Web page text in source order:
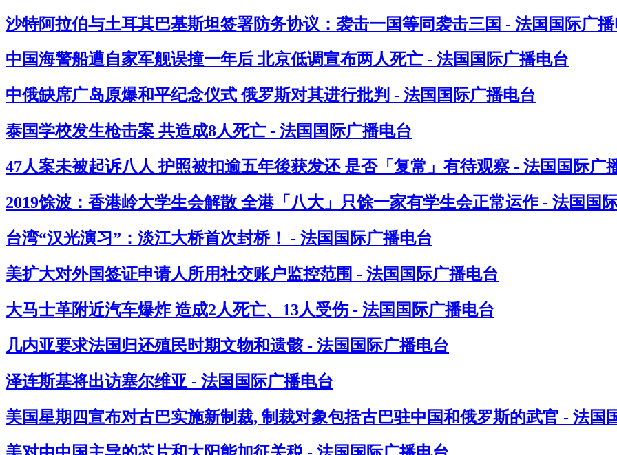
沙特阿拉伯与土耳其巴基斯坦签署防务协议：袭击一国等同袭击三国 - 法国国际广
中国海警船遭自家军舰误撞一年后 北京低调宣布两人死亡 - 法国国际广播电台
中俄缺席广岛原爆和平纪念仪式 俄罗斯对其进行批判 - 法国国际广播电台
泰国学校发生枪击案 共造成8人死亡 - 法国国际广播电台
47人案未被起诉八人 护照被扣逾五年後获发还 是否「复常」有待观察 - 法国国际广
2019馀波：香港岭大学生会解散 全港「八大」只馀一家有学生会正常运作 - 法国国
台湾“汉光演习”：淡江大桥首次封桥！ - 法国国际广播电台
美扩大对外国签证申请人所用社交账户监控范围 - 法国国际广播电台
大马士革附近汽车爆炸 造成2人死亡、13人受伤 - 法国国际广播电台
几内亚要求法国归还殖民时期文物和遗骸 - 法国国际广播电台
泽连斯基将出访塞尔维亚 - 法国国际广播电台
美国星期四宣布对古巴实施新制裁, 制裁对象包括古巴驻中国和俄罗斯的武官 - 法国